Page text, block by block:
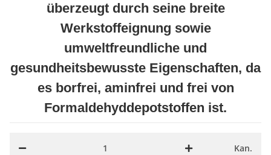
überzeugt durch seine breite
Werkstoffeignung sowie
umweltfreundliche und
gesundheitsbewusste Eigenschaften, da
es borfrei, aminfrei und frei von
Formaldehyddepotstoffen ist.
Kan.